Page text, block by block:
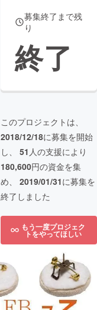
募集終了まで残
り
終了
このプロジェクトは、
2018/12/18に募集を開始
し、 51 人の支援により
180,600円の資金を集
め、 2019/01/31に募集を
終了しました
もう一度プロジェク
トをやってほしい